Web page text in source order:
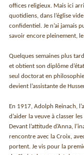
offices religieux. Mais ici
quotidiens, dans l’église
confidentiel. Je n’ai jamais
savoir encore pleinement,
Quelques semaines plus
et obtient son diplôme
seul doctorat en
devient l’assistante de
En 1917, Adolph Reinach,
d’aider la veuve à classer
Devant l’attitude d’Anna,
rencontre avec la Croix,
portent. Je vis pour la